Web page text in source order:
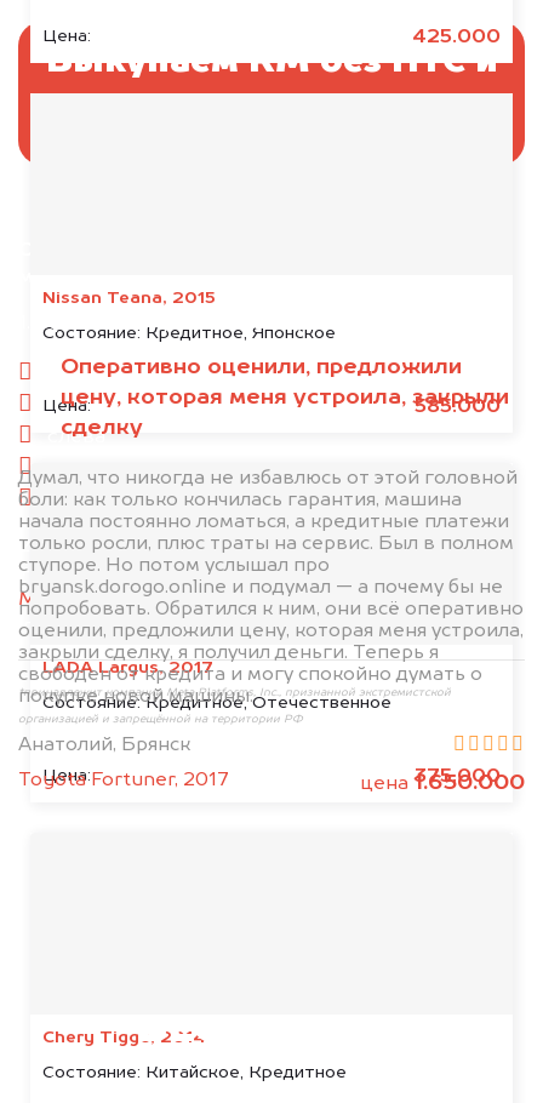
Цена: 425.000
Nissan Teana, 2015
Состояние: Кредитное, Японское
Цена: 585.000
LADA Largus, 2017
Состояние:Кредитное, Отечественное
Цена: 375.000
Chery Tiggo, 2014
Состояние: Китайское, Кредитное
Оперативно оценили, предложили
цену, которая меня устроила, закрыли
сделку
Думал, что никогда не избавлюсь от этой головной
боли: как только кончилась гарантия, машина
начала постоянно ломаться, а кредитные платежи
только росли, плюс траты на сервис. Был в полном
ступоре. Но потом услышал про
bryansk.dorogo.online и подумал — а почему бы не
попробовать. Обратился к ним, они всё оперативно
оценили, предложили цену, которая меня устроила,
закрыли сделку, я получил деньги. Теперь я
свободен от кредита и могу спокойно думать о
покупке новой машины.
Анатолий, Брянск
Toyota Fortuner, 2017
цена 1.650.000
Выкупаем RM без ПТС и
1. Сфотографируйте машину:
спереди
сзади
слева
салон
2. Отправьте фотографии на номер
+79584983298 по WhatsApp*,
MAX
или на электронную почту
info@dorogo.online
*принадлежит компании Meta Platforms, Inc., признанной экстремистской
организацией и запрещённой на территории РФ
БЕСПЛАТНО
Узнайте стоимость автомобиля